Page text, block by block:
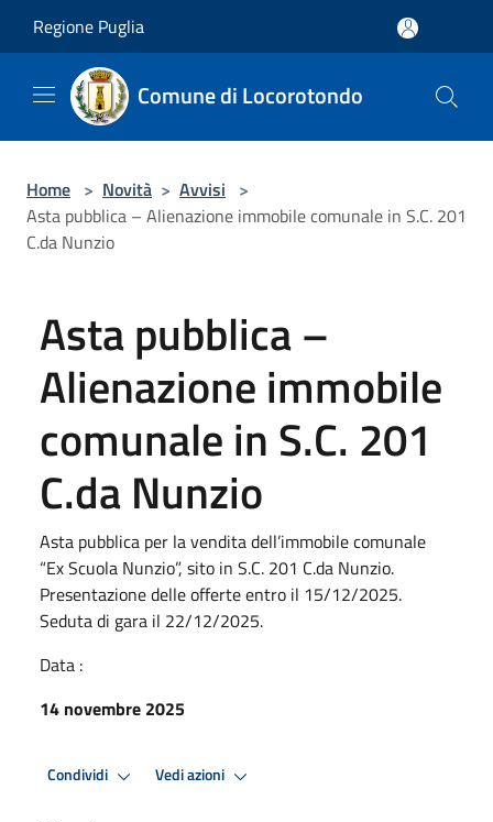
Regione Puglia
Comune di Locorotondo
Home > Novità > Avvisi >
Asta pubblica – Alienazione immobile comunale in S.C. 201
C.da Nunzio
Asta pubblica –
Alienazione immobile
comunale in S.C. 201
C.da Nunzio
Asta pubblica per la vendita dell’immobile comunale
“Ex Scuola Nunzio”, sito in S.C. 201 C.da Nunzio.
Presentazione delle offerte entro il 15/12/2025.
Seduta di gara il 22/12/2025.
Data :
14 novembre 2025
Condividi Vedi azioni